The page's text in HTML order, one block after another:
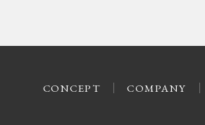
CONCEPT COMPANY